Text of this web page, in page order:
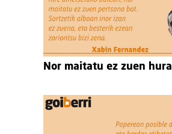
Nor maitatu ez zuen hura